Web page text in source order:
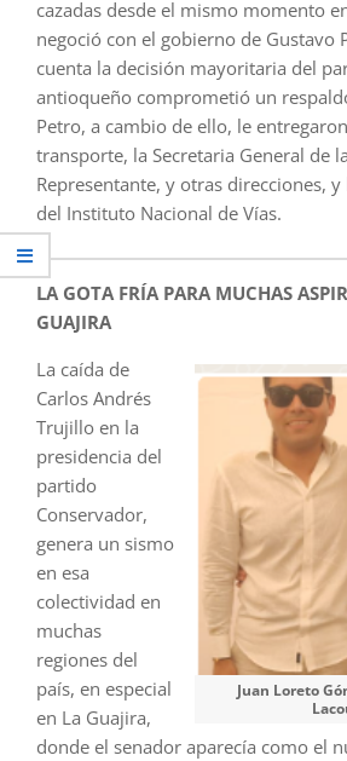
cazadas desde el mismo momento
negoció con el gobierno de Gustavo
cuenta la decisión mayoritaria del
antioqueño comprometió un
Petro, a cambio de ello, le
transporte, la Secretaria General de
Representante, y otras direcciones,
del Instituto Nacional de Vías.
LA GOTA FRÍA PARA MUCHAS
GUAJIRA
Juan Loreto
La caída de
Carlos Andrés
Trujillo en la
presidencia del
partido
Conservador,
genera un sismo
en esa
colectividad en
muchas
regiones del
país, en especial
en La Guajira,
donde el senador aparecía como el